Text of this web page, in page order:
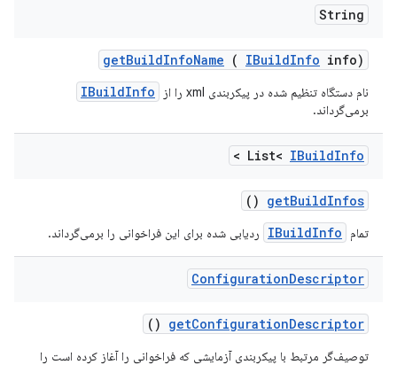
String
getBuildInfoName ( IBuildInfo info)
نام دستگاه تنظیم شده در پیکربندی xml را از IBuildInfo
برمی‌گرداند.
List< IBuildInfo
>
getBuildInfos
()
تمام IBuildInfo ردیابی شده برای این فراخوانی را برمی‌گرداند.
ConfigurationDescriptor
getConfigurationDescriptor
()
توصیف‌گر مرتبط با پیکربندی آزمایشی که فراخوانی را آغاز کرده است را